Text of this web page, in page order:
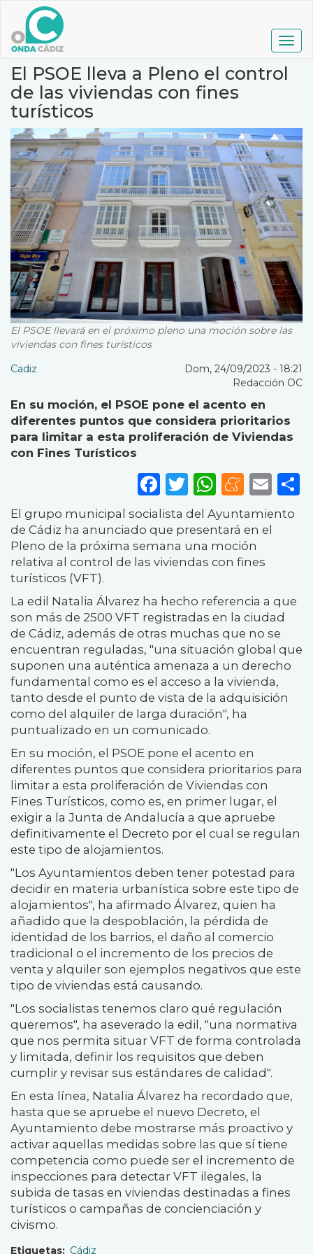
contenido
principal
El PSOE lleva a Pleno el control
de las viviendas con fines
turísticos
El PSOE llevará en el próximo pleno una moción sobre las
viviendas con fines turísticos
Cadiz
Dom, 24/09/2023 - 18:21
Redacción OC
En su moción, el PSOE pone el acento en
diferentes puntos que considera prioritarios
para limitar a esta proliferación de Viviendas
con Fines Turísticos
Facebook
Twitter
El grupo municipal socialista del Ayuntamiento
de Cádiz ha anunciado que presentará en el
Pleno de la próxima semana una moción
relativa al control de las viviendas con fines
turísticos (VFT).
La edil Natalia Álvarez ha hecho referencia a que
son más de 2500 VFT registradas en la ciudad
de Cádiz, además de otras muchas que no se
encuentran reguladas, "una situación global que
suponen una auténtica amenaza a un derecho
fundamental como es el acceso a la vivienda,
tanto desde el punto de vista de la adquisición
como del alquiler de larga duración", ha
puntualizado en un comunicado.
En su moción, el PSOE pone el acento en
diferentes puntos que considera prioritarios para
limitar a esta proliferación de Viviendas con
Fines Turísticos, como es, en primer lugar, el
exigir a la Junta de Andalucía a que apruebe
definitivamente el Decreto por el cual se regulan
este tipo de alojamientos.
"Los Ayuntamientos deben tener potestad para
decidir en materia urbanística sobre este tipo de
alojamientos", ha afirmado Álvarez, quien ha
añadido que la despoblación, la pérdida de
identidad de los barrios, el daño al comercio
tradicional o el incremento de los precios de
venta y alquiler son ejemplos negativos que este
tipo de viviendas está causando.
"Los socialistas tenemos claro qué regulación
queremos", ha aseverado la edil, "una normativa
que nos permita situar VFT de forma controlada
y limitada, definir los requisitos que deben
cumplir y revisar sus estándares de calidad".
En esta línea, Natalia Álvarez ha recordado que,
hasta que se apruebe el nuevo Decreto, el
Ayuntamiento debe mostrarse más proactivo y
activar aquellas medidas sobre las que sí tiene
competencia como puede ser el incremento de
inspecciones para detectar VFT ilegales, la
subida de tasas en viviendas destinadas a fines
turísticos o campañas de concienciación y
civismo.
Etiquetas Cádiz